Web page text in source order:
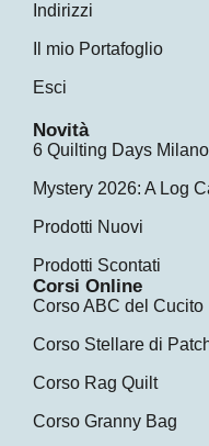
Indirizzi
Il mio Portafoglio
Esci
Novità
6 Quilting Days
Mystery 2026: A Log
Prodotti Nuovi
Prodotti Scontati
Corsi Online
Corso ABC del Cucito
Corso Stellare di
Corso Rag Quilt
Corso Granny Bag